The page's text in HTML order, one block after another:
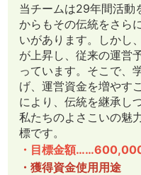
当チームは29年間活動
からもその伝統をさら
いがあります。しかし
が上昇し、従来の運営
っています。そこで、
げ、運営資金を増やす
により、伝統を継承し
私たちのよさこいの魅
標です。
・目標金額
・獲得資金使用用途